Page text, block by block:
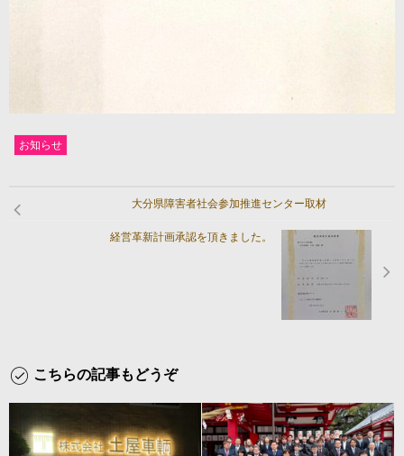
お知らせ
大分県障害者社会参加推進センター取材
経営革新計画承認を頂きました。
こちらの記事もどうぞ